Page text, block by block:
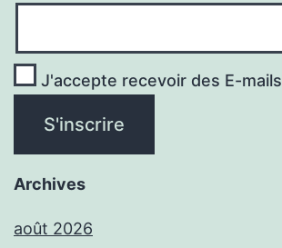
J'accepte recevoir des E-mails
Archives
août 2026